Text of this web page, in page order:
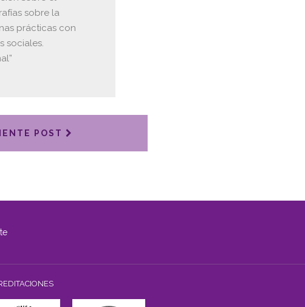
sobre la
prácticas con
sociales.
POST